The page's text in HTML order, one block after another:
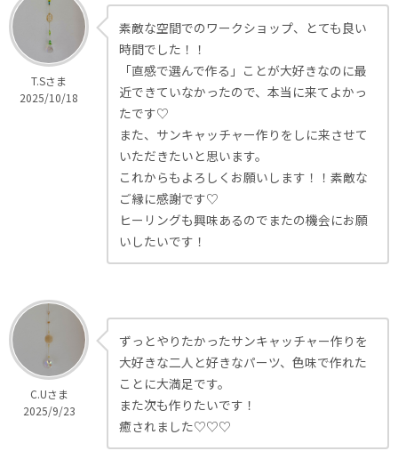
T.Sさま
2025/10/18
素敵な空間でのワークショップ、とても良い
時間でした！！
「直感で選んで作る」ことが大好きなのに最
近できていなかったので、本当に来てよかっ
たです♡
また、サンキャッチャー作りをしに来させて
いただきたいと思います。
これからもよろしくお願いします！！素敵な
ご縁に感謝です♡
ヒーリングも興味あるのでまたの機会にお願
いしたいです！
C.Uさま
2025/9/23
ずっとやりたかったサンキャッチャー作りを
大好きな二人と好きなパーツ、色味で作れた
ことに大満足です。
また次も作りたいです！
癒されました♡♡♡